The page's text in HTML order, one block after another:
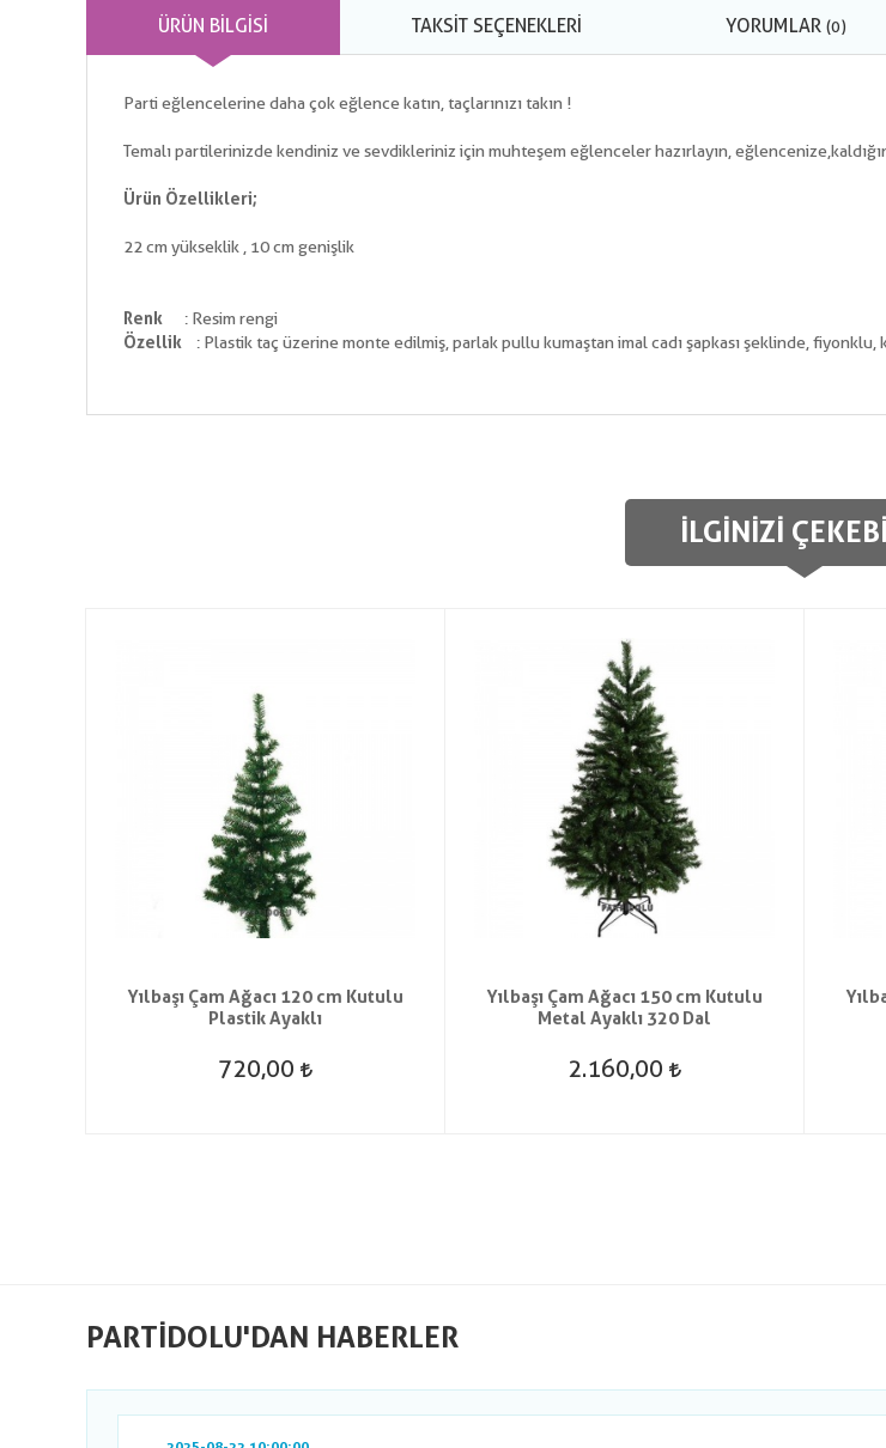
ÜRÜN BILGISI TAKSIT SEÇENEKLERI YORUMLAR (0)
Parti eğlencelerine daha çok eğlence katın, taçlarınızı takın !
Temalı partilerinizde kendiniz ve sevdikleriniz için muhteşem eğlenceler hazırlayın,
Ürün Özellikleri;
22 cm yükseklik , 10 cm genişlik
Renk
: Resim rengi
Özellik
: Plastik taç üzerine monte edilmiş, parlak pullu kumaştan imal cadı şapkası şeklinde, fiyonklu,
İLGINIZI
Yılbaşı Çam Ağacı 120 cm Kutulu
Plastik Ayaklı
720,00
Yılbaşı Çam Ağacı 150 cm Kutulu
Metal Ayaklı 320 Dal
2.160,00
PARTIDOLU'DAN HABERLER